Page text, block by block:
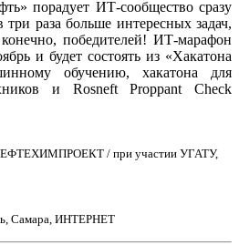
порадует ИТ-сообщество сразу
три раза больше интересных задач,
победителей! ИТ-марафон
и будет состоять из «Хакатона
обучению, хакатона для
и Rosneft Proppant Check
/ при участии УГАТУ,
Самара, ИНТЕРНЕТ